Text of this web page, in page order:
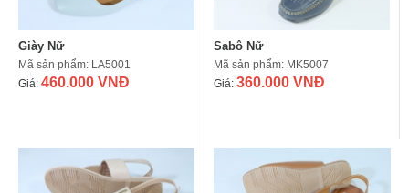
Giày Nữ
Mã sản phẩm: LA5001
Giá: 460.000 VNĐ
Sabô Nữ
Mã sản phẩm: MK5007
Giá: 360.000 VNĐ